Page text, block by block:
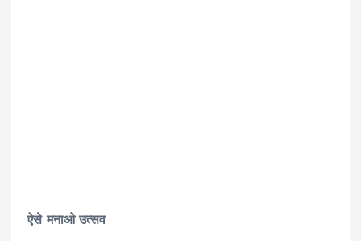
ऐसे मनाओ उत्सव